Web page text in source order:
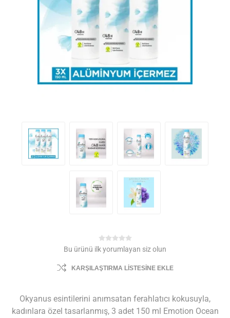
Bu ürünü ilk yorumlayan siz olun
KARŞILAŞTIRMA LISTESINE EKLE
Okyanus esintilerini anımsatan ferahlatıcı kokusuyla,
kadınlara özel tasarlanmış, 3 adet 150 ml Emotion Ocean